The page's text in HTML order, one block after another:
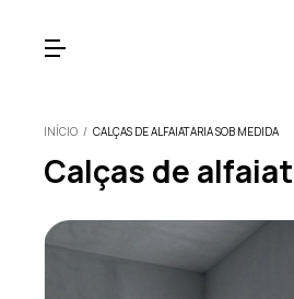
INÍCIO / CALÇAS DE ALFAIATARIA SOB MEDIDA
Calças de